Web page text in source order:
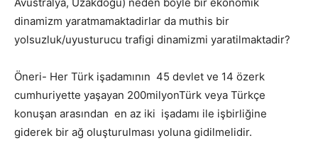
dinamizm yaratmamaktadirlar da muthis bir
yolsuzluk/uyusturucu trafigi dinamizmi yaratilmaktadir?
Öneri- Her Türk işadamının 45 devlet ve 14 özerk
cumhuriyette yaşayan 200milyonTürk veya Türkçe
konuşan arasından en az iki işadamı ile işbirliğine
giderek bir ağ oluşturulması yoluna gidilmelidir.